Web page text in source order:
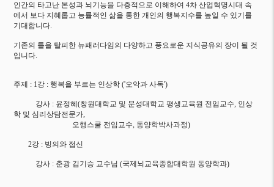
인간의 타고난 본성과 뇌기능을 다층적으로 이해하여 4차 산업혁명시대 속
에서 보다 지혜롭고 능률적인 삶을 통한 개인의 행복지수를 높일 수 있기를
기대합니다.
기존의 틀을 탈피한 뉴패러다임의 다양하고 풍요로운 지식공유의 장이 될 것
입니다.
주제 : 1강 : 행복을 부르는 인상학 ('오악과 사독')
강사 : 윤정혜(창원대학교 및 문성대학교 평생교육원 전임교수, 인상
학 및 심리상담전문가,
오행스쿨 전임교수, 동양학박사과정)
2강 : 빙의와 접신
강사 : 춘광 김기승 교수님 (국제뇌교육종합대학원 동양학과)